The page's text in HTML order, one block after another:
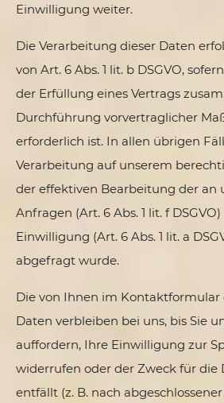
Einwilligung weiter.
Die Verarbeitung dieser Daten
von Art. 6 Abs. 1 lit. b DSGVO,
der Erfüllung eines Vertrags
Durchführung vorvertraglicher
erforderlich ist. In allen übrigen
Verarbeitung auf unserem
der effektiven Bearbeitung der an
Anfragen (Art. 6 Abs. 1 lit. f
Einwilligung (Art. 6 Abs. 1 lit. a
abgefragt wurde.
Die von Ihnen im Kontaktformular
Daten verbleiben bei uns, bis Sie
auffordern, Ihre Einwilligung zur
widerrufen oder der Zweck für die
entfällt (z. B. nach